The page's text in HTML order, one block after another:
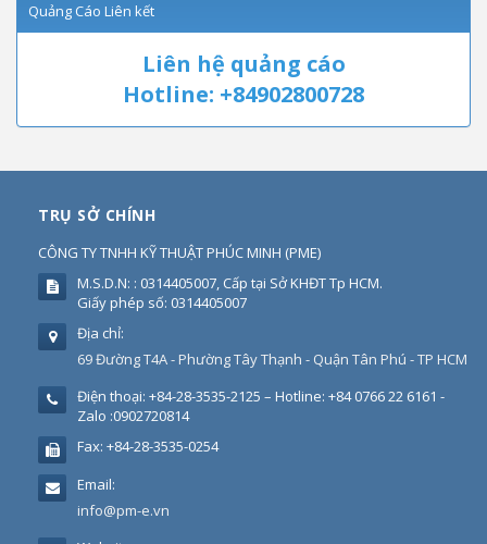
Quảng Cáo Liên kết
Liên hệ quảng cáo
Hotline: +84902800728
TRỤ SỞ CHÍNH
CÔNG TY TNHH KỸ THUẬT PHÚC MINH (PME)
M.S.D.N: : 0314405007, Cấp tại Sở KHĐT Tp HCM.
Giấy phép số: 0314405007
Địa chỉ:
69 Đường T4A - Phường Tây Thạnh - Quận Tân Phú - TP HCM
Điện thoại: +84-28-3535-2125 – Hotline: +84 0766 22 6161 -
Zalo :0902720814
Fax: +84-28-3535-0254
Email:
info@pm-e.vn